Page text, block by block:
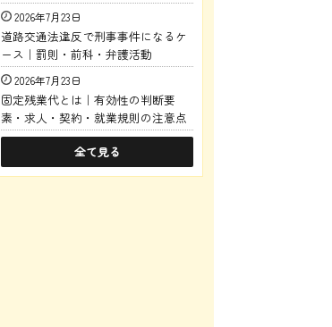
2026年7月23日
道路交通法違反で刑事事件になるケ
ース｜罰則・前科・弁護活動
2026年7月23日
固定残業代とは｜有効性の判断要
素・求人・契約・就業規則の注意点
全て見る